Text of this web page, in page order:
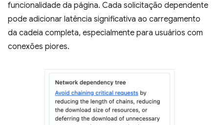
funcionalidade da página. Cada solicitação dependente
pode adicionar latência significativa ao carregamento
da cadeia completa, especialmente para usuários com
conexões piores.